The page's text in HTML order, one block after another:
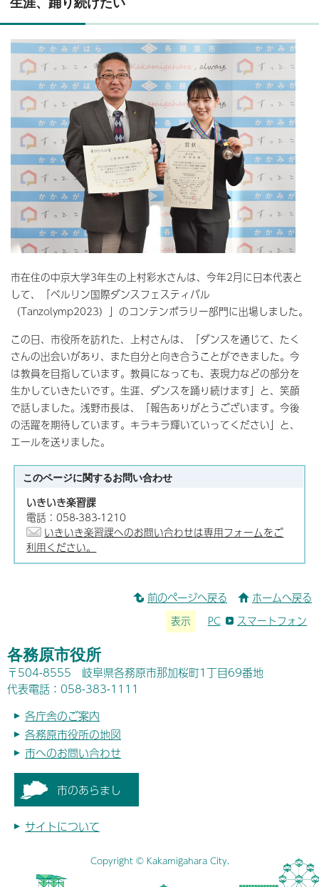
市在住の中京大学3年生の上村彩水さんは、今年2月に日本代表と
して、「ベルリン国際ダンスフェスティバル
（Tanzolymp2023）」のコンテンポラリー部門に出場しました。
この日、市役所を訪れた、上村さんは、「ダンスを通じて、たく
さんの出会いがあり、また自分と向き合うことができました。今
は教員を目指しています。教員になっても、表現力などの部分を
生かしていきたいです。生涯、ダンスを踊り続けます」と、笑顔
で話しました。浅野市長は、「報告ありがとうございます。今後
の活躍を期待しています。キラキラ輝いていってください」と、
エールを送りました。
このページに関するお問い合わせ
いきいき楽習課
電話：058-383-1210
いきいき楽習課へのお問い合わせは専用フォームをご
利用ください。
前のページへ戻る ホームへ戻る
表示 PC スマートフォン
各務原市役所
〒504-8555 岐阜県各務原市那加桜町1丁目69番地
代表電話：058-383-1111
各庁舎のご案内
各務原市役所の地図
市へのお問い合わせ
市のあらまし
サイトについて
Copyright © Kakamigahara City.